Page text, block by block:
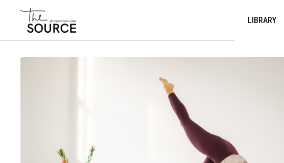
LIBRARY